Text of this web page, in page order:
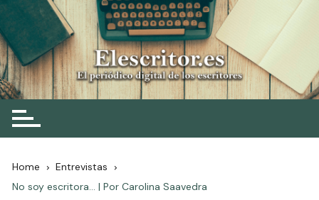
Skip
to
content
Elescritor.es
El periódico digital de los escritores
Home
Entrevistas
No soy escritora… | Por Carolina Saavedra